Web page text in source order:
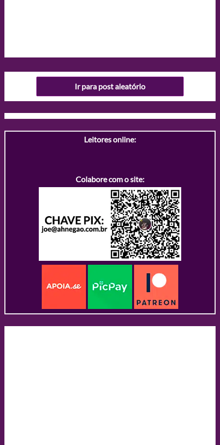
Ir para post aleatório
Leitores online:
Colabore com o site: